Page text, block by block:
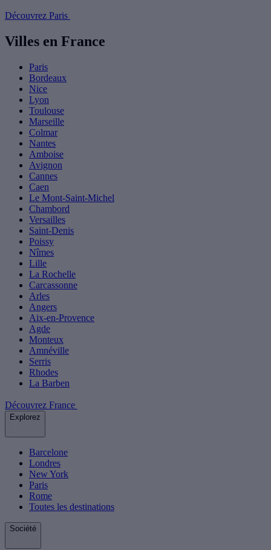
Découvrez Paris
Villes en France
Paris
Bordeaux
Nice
Lyon
Toulouse
Marseille
Colmar
Nantes
Amboise
Avignon
Cannes
Caen
Le Mont-Saint-Michel
Chambord
Versailles
Saint-Denis
Poissy
Nîmes
Lille
La Rochelle
Carcassonne
Arles
Angers
Aix-en-Provence
Agde
Monteux
Amnéville
Serris
Rhodes
La Barben
Découvrez France
Explorez
Barcelone
Londres
New York
Paris
Rome
Toutes les destinations
Société